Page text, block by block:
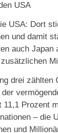
USA
USA: Dort
und damit
auch
drei
11,1 Prozent
– die
und